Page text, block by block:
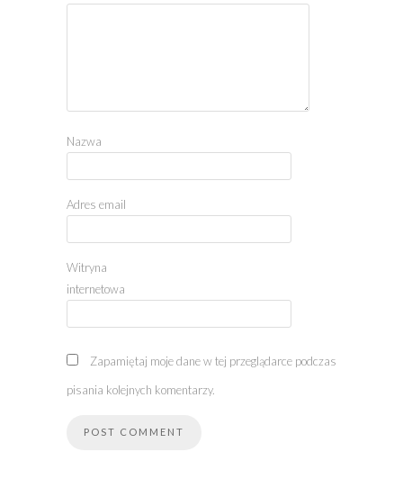
Nazwa
Adres email
Witryna
internetowa
Zapamiętaj moje dane w tej przeglądarce podczas
pisania kolejnych komentarzy.